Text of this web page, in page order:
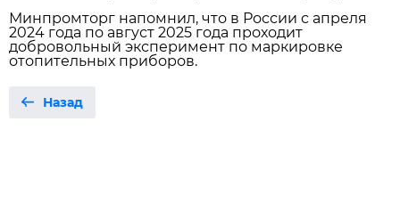
Минпромторг напомнил, что в России с апреля
2024 года по август 2025 года проходит
добровольный эксперимент по маркировке
отопительных приборов.
Назад